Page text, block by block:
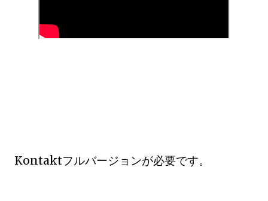
Kontaktフルバージョンが必要です。